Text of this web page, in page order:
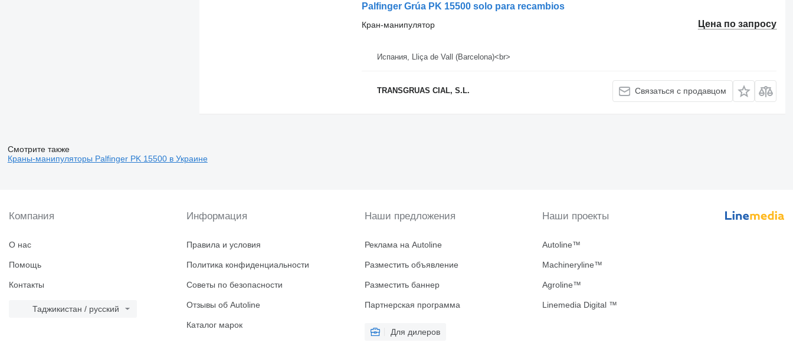
Palfinger Grúa PK 15500 solo para recambios
Цена по запросу
Кран-манипулятор
Испания, Lliça de Vall (Barcelona)<br>
TRANSGRUAS CIAL, S.L. Связаться с продавцом
Смотрите также
Краны-манипуляторы Palfinger PK 15500 в Украине
Компания
О нас
Помощь
Контакты
Таджикистан / русский
Информация
Правила и условия
Политика конфиденциальности
Советы по безопасности
Отзывы об Autoline
Каталог марок
Наши предложения
Реклама на Autoline
Разместить объявление
Разместить баннер
Партнерская программа
Для дилеров
Наши проекты
Autoline™
Machineryline™
Agroline™
Linemedia Digital ™